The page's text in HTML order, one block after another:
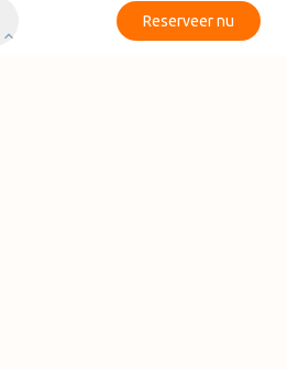
Reserveer nu